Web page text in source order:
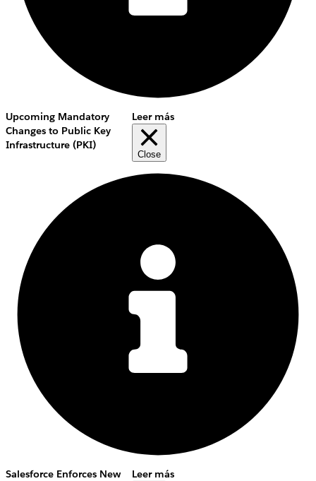
Upcoming Mandatory
Changes to Public Key
Infrastructure (PKI)
Leer más
Close
Salesforce Enforces New
Leer más